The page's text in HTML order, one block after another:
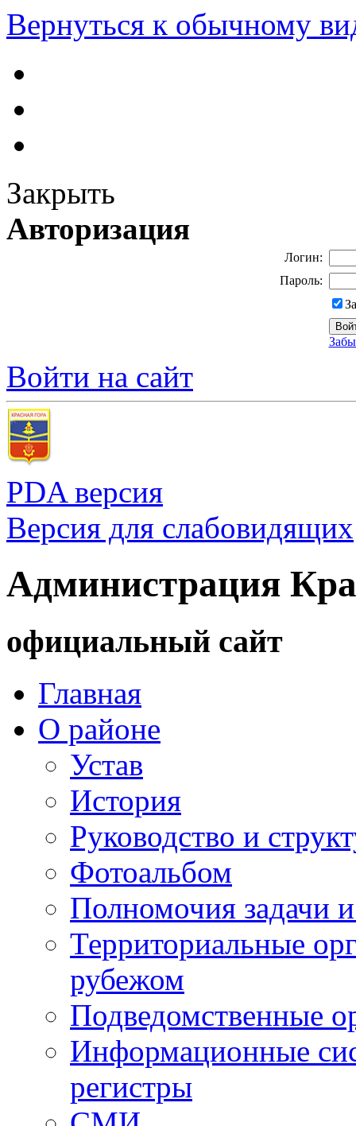
Вернуться к обычному
Закрыть
Авторизация
Логин:
Пароль:
Войти на сайт
PDA версия
Версия для слабовидящих
Администрация
официальный сайт
Главная
О районе
Устав
История
Руководство и
Фотоальбом
Полномочия задачи
Территориальные
рубежом
Подведомственные
Информационные
регистры